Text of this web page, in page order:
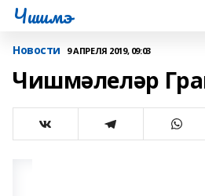
Чишмэ
Новости 9 АПРЕЛЯ 2019, 09:03
Чишмәлеләр